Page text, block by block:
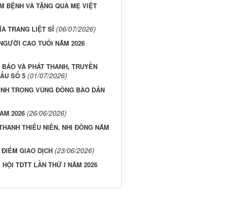
BỆNH VÀ TẶNG QUÀ MẸ VIỆT
TRANG LIỆT SĨ (06/07/2026)
CAO TUỔI NĂM 2026
VÀ PHÁT THANH, TRUYỀN
SỐ 5 (01/07/2026)
TRONG VÙNG ĐỒNG BÀO DÂN
2026 (26/06/2026)
THIẾU NIÊN, NHI ĐỒNG NĂM
GIAO DỊCH (23/06/2026)
TDTT LẦN THỨ I NĂM 2026